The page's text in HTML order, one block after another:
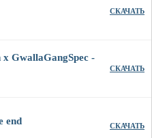
СКАЧАТЬ
GwallaGangSpec -
СКАЧАТЬ
end СКАЧАТЬ